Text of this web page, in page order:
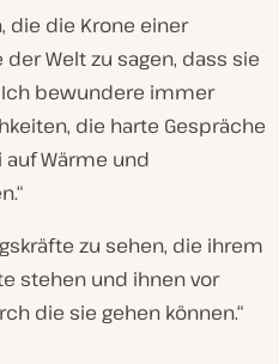
die die Krone einer
Welt zu sagen, dass sie
bewundere immer
die harte Gespräche
Wärme und
zu sehen, die ihrem
stehen und ihnen vor
die sie gehen können.“